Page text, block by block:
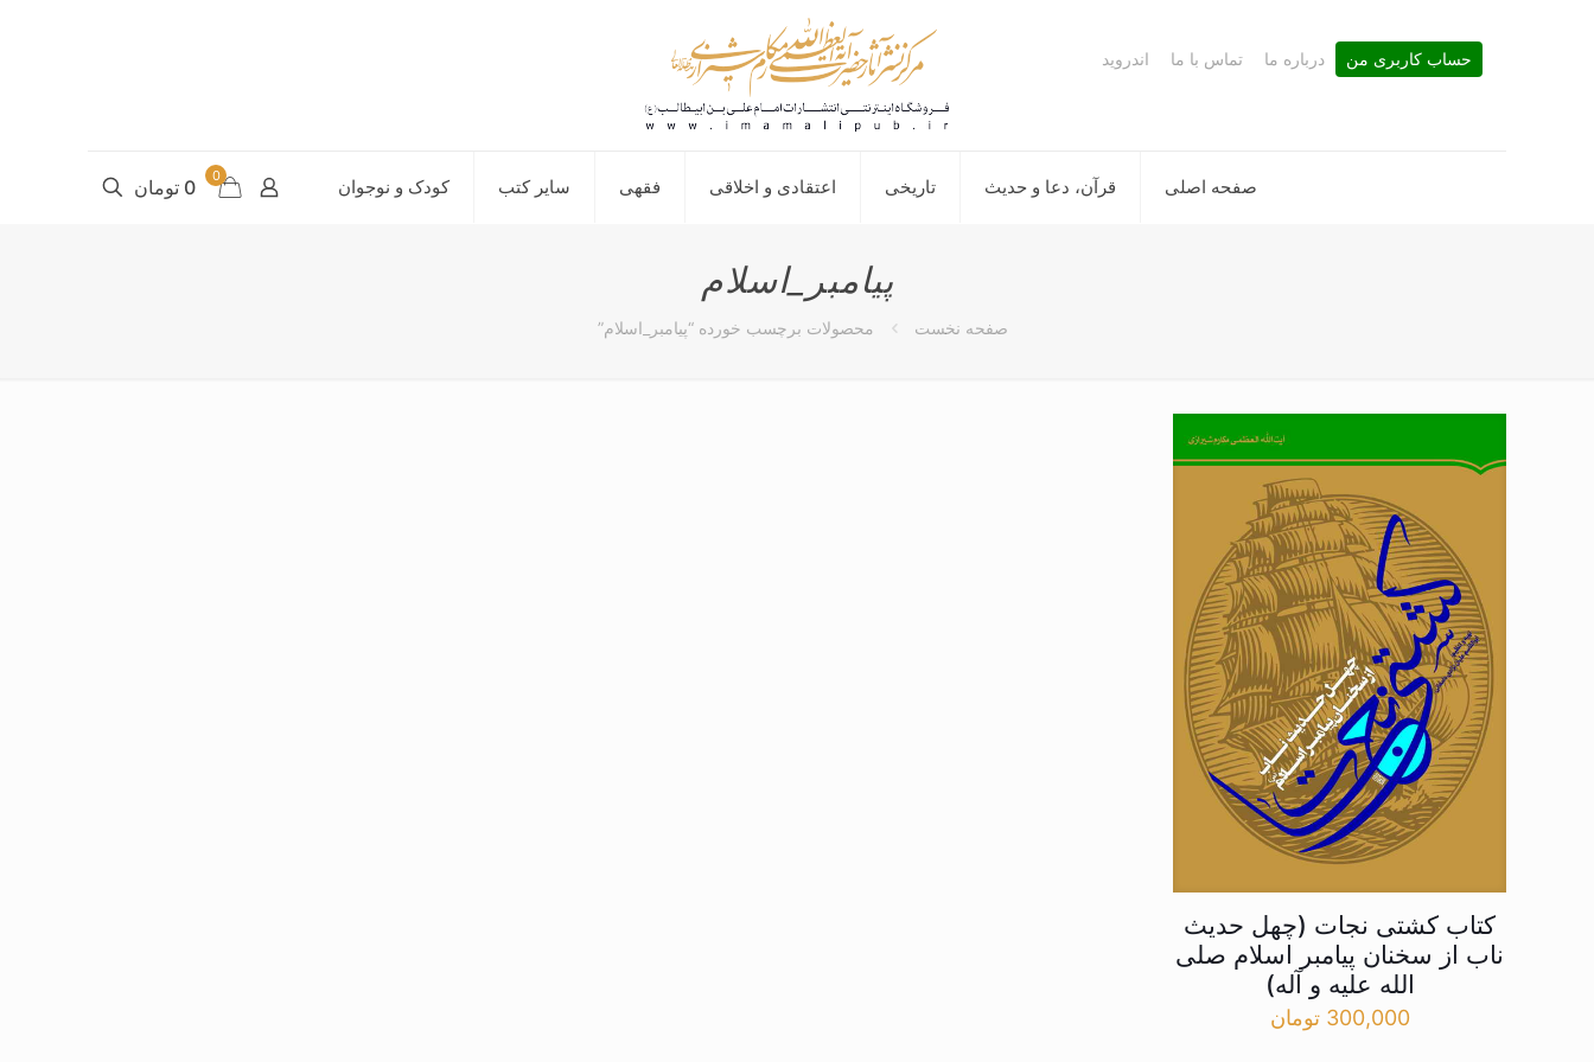
صفحه اصلی قرآن، دعا و حدیث تاریخی اعتقادی و اخلاقی فقهی سایر کتب کودک و نوجوان
حساب کاربری من درباره ما تماس با ما اندروید
0 0 تومان
پیامبر_اسلام
صفحه نخست محصولات برچسب خورده “پیامبر_اسلام”
کتاب کشتی نجات (چهل حدیث
ناب از سخنان پیامبر اسلام صلی
الله علیه و آله)
300,000 تومان